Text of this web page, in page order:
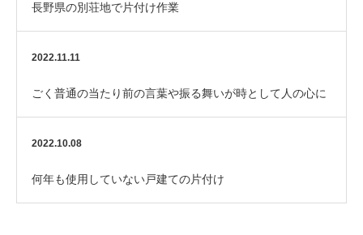
長野県の別荘地で片付け作業
2022.11.11
ごく普通の当たり前の言葉や振る舞いが時として人の心に
響く
2022.10.08
何年も使用していない戸建ての片付け